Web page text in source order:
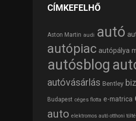
CÍMKEFELHŐ
Aston Martin audi autó
autópiac autópálya
autósblog
autóvásárlás Bentley
Budapest céges flotta e-matrica
auto elektromos autó otthoni